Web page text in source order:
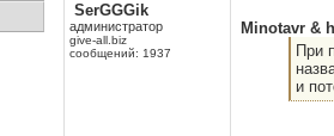
SerGGGik
администратор
give-all.biz
сообщений: 1937
Minotavr &
При
и